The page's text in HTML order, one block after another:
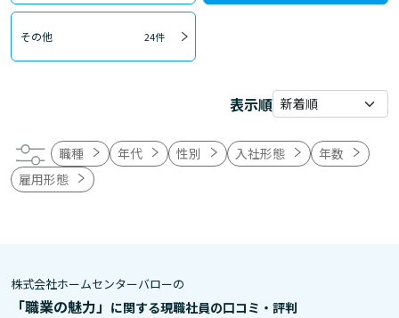
その他 24件
表示順
職種 年代 性別 入社形態
年数
雇用形態
株式会社ホームセンターバローの
「職業の魅力」 に関する現職社員の口コミ・評判